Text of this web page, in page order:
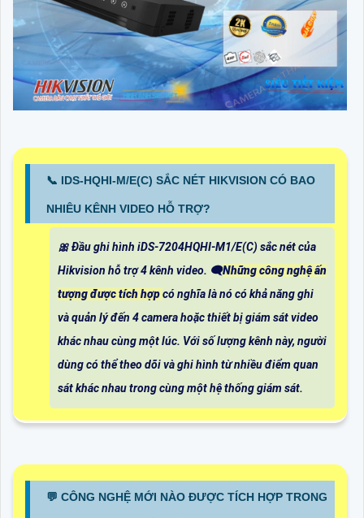
📞 IDS-HQHI-M/E(C) SẮC NÉT HIKVISION CÓ BAO
NHIÊU KÊNH VIDEO HỖ TRỢ?
🎀 Đầu ghi hình iDS-7204HQHI-M1/E(C) sắc nét của
Hikvision hỗ trợ 4 kênh video. 🗨️Những công nghệ ấn
tượng được tích hợpcó nghĩa là nó có khả năng ghi
và quản lý đến 4 camera hoặc thiết bị giám sát video
khác nhau cùng một lúc. Với số lượng kênh này, người
dùng có thể theo dõi và ghi hình từ nhiều điểm quan
sát khác nhau trong cùng một hệ thống giám sát.
️💬 CÔNG NGHỆ MỚI NÀO ĐƯỢC TÍCH HỢP TRONG